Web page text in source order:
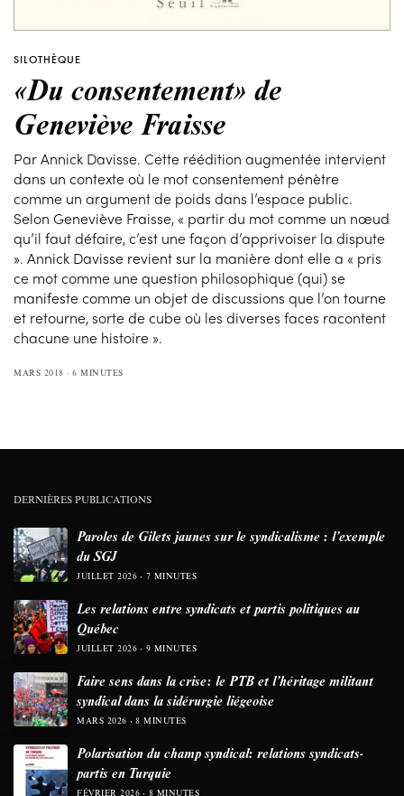
SILOTHÈQUE
«Du consentement» de
Geneviève Fraisse
Par Annick Davisse. Cette réédition augmentée intervient
dans un contexte où le mot consentement pénètre
comme un argument de poids dans l’espace public.
Selon Geneviève Fraisse, « partir du mot comme un nœud
qu’il faut défaire, c’est une façon d’apprivoiser la dispute
». Annick Davisse revient sur la manière dont elle a « pris
ce mot comme une question philosophique (qui) se
manifeste comme un objet de discussions que l’on tourne
et retourne, sorte de cube où les diverses faces racontent
chacune une histoire ».
MARS 2018 6 MINUTES
DERNIÈRES PUBLICATIONS
Paroles de Gilets jaunes sur le syndicalisme : l’exemple
du SGJ
JUILLET 2026 7 MINUTES
Les relations entre syndicats et partis politiques au
Québec
JUILLET 2026 9 MINUTES
Faire sens dans la crise: le PTB et l’héritage militant
syndical dans la sidérurgie liégeoise
MARS 2026 8 MINUTES
Polarisation du champ syndical: relations syndicats-
partis en Turquie
FÉVRIER 2026 8 MINUTES